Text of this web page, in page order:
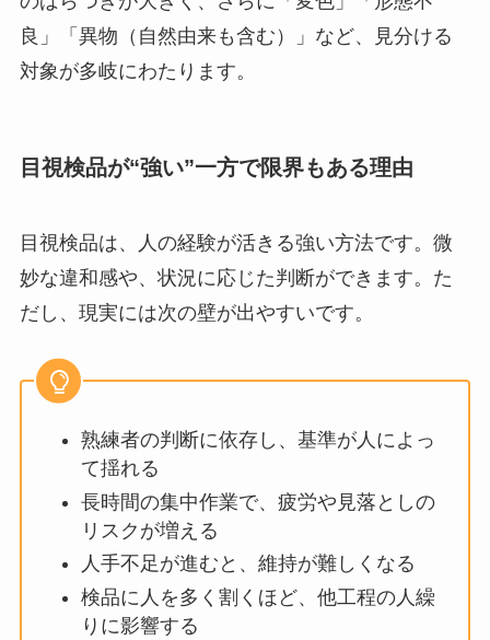
良」「異物（自然由来も含む）」など、見分ける
対象が多岐にわたります。
目視検品が“強い”一方で限界もある理由
目視検品は、人の経験が活きる強い方法です。微
妙な違和感や、状況に応じた判断ができます。た
だし、現実には次の壁が出やすいです。
熟練者の判断に依存し、基準が人によっ
て揺れる
長時間の集中作業で、疲労や見落としの
リスクが増える
人手不足が進むと、維持が難しくなる
検品に人を多く割くほど、他工程の人繰
りに影響する